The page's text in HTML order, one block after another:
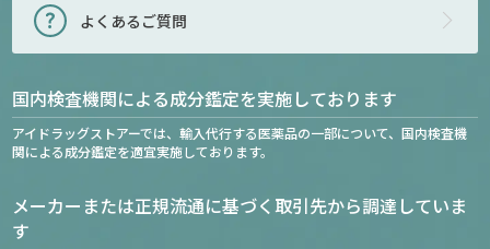
よくあるご質問
国内検査機関による成分鑑定を実施しております
アイドラッグストアーでは、輸入代行する医薬品の一部について、国内検査機
関による成分鑑定を適宜実施しております。
メーカーまたは正規流通に基づく取引先から調達していま
す